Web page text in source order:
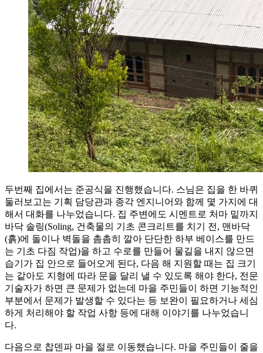
두번째 집에서는 준공식을 진행했습니다. 스님은 집을 한 바퀴
둘러보고는 기획 담당관과 종각 엔지니어와 함께 몇 가지에 대
해서 대화를 나누었습니다. 집 주변에도 시멘트로 처마 밑까지
바닥 솔링(Soling, 건축물의 기초 콘크리트를 치기 전, 맨바닥
(흙)에 돌이나 벽돌을 촘촘히 깔아 단단한 하부 베이스를 만드
는 기초 다짐 작업)을 하고 수로를 만들어 물길을 내지 않으면
습기가 집 안으로 들어오게 된다, 다음 해 지원할 때는 집 크기
는 같아도 지형에 따라 문을 달리 낼 수 있도록 해야 한다, 전문
기술자가 하면 큰 문제가 없는데 마을 주민들이 하면 기능적인
부분에서 문제가 발생할 수 있다는 등 보완이 필요하거나 세심
하게 처리해야 할 작업 사항 등에 대해 이야기를 나누었습니
다.
다음으로 찹덴파 마을 절로 이동했습니다. 마을 주민들이 줄을